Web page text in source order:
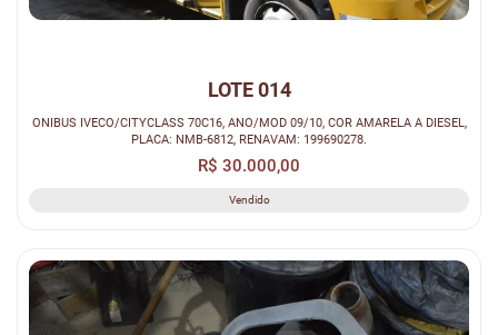
LOTE 014
ONIBUS IVECO/CITYCLASS 70C16, ANO/MOD 09/10, COR AMARELA A DIESEL,
PLACA: NMB-6812, RENAVAM: 199690278.
R$ 30.000,00
Vendido